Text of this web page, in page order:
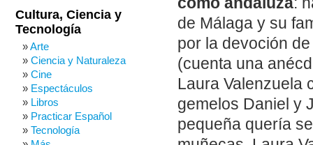
de Málaga y su
por la devoción
(cuenta una
Laura Valenzuela
gemelos Daniel y
pequeña quería
Cultura, Ciencia y
Tecnología
Arte
Ciencia y Naturaleza
Cine
Espectáculos
Libros
Practicar Español
Tecnología